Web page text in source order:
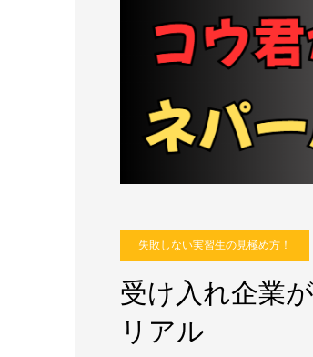
失敗しない実習生の見極め方！
受け入れ企業
リアル